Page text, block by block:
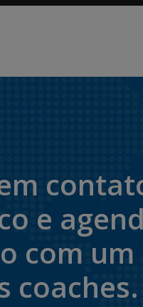
e
com um
coaches.